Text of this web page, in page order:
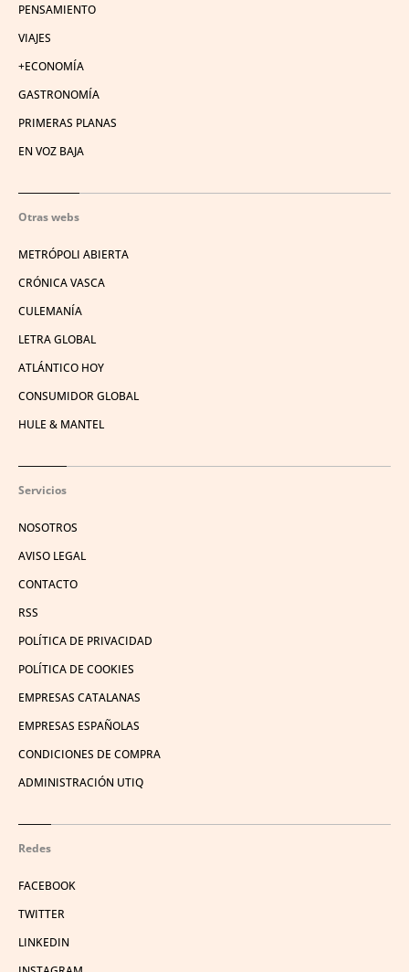
PENSAMIENTO
VIAJES
+ECONOMÍA
GASTRONOMÍA
PRIMERAS PLANAS
EN VOZ BAJA
Otras webs
METRÓPOLI ABIERTA
CRÓNICA VASCA
CULEMANÍA
LETRA GLOBAL
ATLÁNTICO HOY
CONSUMIDOR GLOBAL
HULE & MANTEL
Servicios
NOSOTROS
AVISO LEGAL
CONTACTO
RSS
POLÍTICA DE PRIVACIDAD
POLÍTICA DE COOKIES
EMPRESAS CATALANAS
EMPRESAS ESPAÑOLAS
CONDICIONES DE COMPRA
ADMINISTRACIÓN UTIQ
Redes
FACEBOOK
TWITTER
LINKEDIN